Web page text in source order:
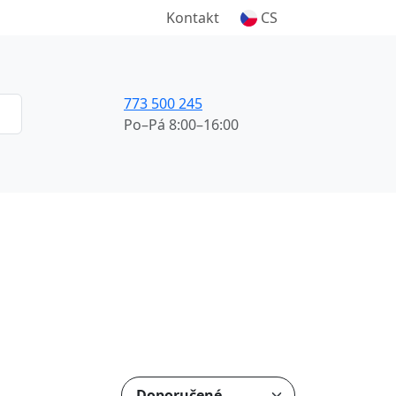
Kontakt CS
773 500 245
Po–Pá 8:00–16:00